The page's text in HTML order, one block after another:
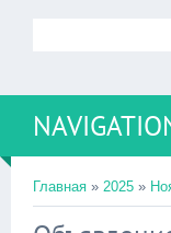
Главная » 2025 »